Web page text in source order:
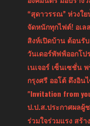
“สุดาวรรณ” ห่วงใ
จัดหนักทุกไฟต์! อเล
สิงห์เปิดบ้าน ต้อนรั
วันเดอร์พัฟฟ์ออกโป
เนเจอร์ เซ็นเซชั่น
กรุงศรี ออโต้ ดึงอิ
"Invitation from
ป.ป.ส.ประกาศผลผู้
ร่วมใจร่วมแรง สร้า